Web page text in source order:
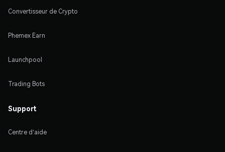
Convertisseur de Crypto
Phemex Earn
Launchpool
Trading Bots
Support
Centre d'aide